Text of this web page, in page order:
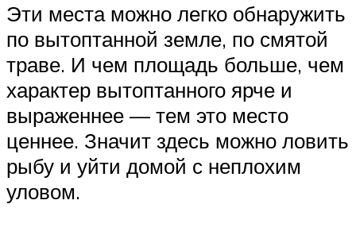
Эти места можно легко обнаружить
по вытоптанной земле, по смятой
траве. И чем площадь больше, чем
характер вытоптанного ярче и
выраженнее — тем это место
ценнее. Значит здесь можно ловить
рыбу и уйти домой с неплохим
уловом.